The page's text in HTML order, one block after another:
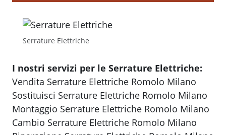
Serrature Elettriche
I nostri servizi per le Serrature Elettriche:
Vendita Serrature Elettriche Romolo Milano
Sostituisci Serrature Elettriche Romolo Milano
Montaggio Serrature Elettriche Romolo Milano
Cambio Serrature Elettriche Romolo Milano